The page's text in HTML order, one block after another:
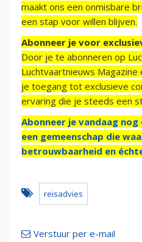
maakt ons een onmisbare
een stap voor willen blijven.
Abonneer je voor
Door je te abonneren op
Luchtvaartnieuws Magazine
je toegang tot exclusieve
ervaring die je steeds een
Abonneer je vandaag
een gemeenschap die
betrouwbaarheid en
reisadvies
Verstuur per e-mail